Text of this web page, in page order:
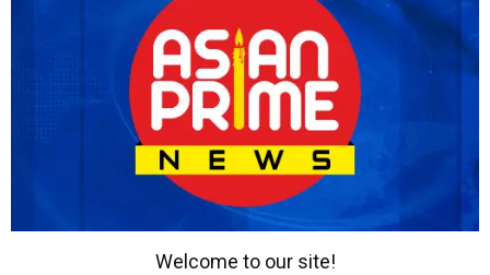
Welcome to our site!